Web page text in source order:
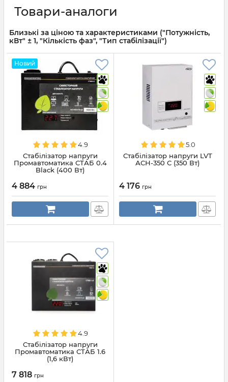
Товари-аналоги
Близькі за ціною та характеристиками ("Потужність,
кВт" ± 1, "Кількість фаз", "Тип стабілізації")
Новий
4.9
Стабілізатор напруги
Промавтоматика СТАБ 0.4
Black (400 Вт)
4 884 грн
5.0
Стабілізатор напруги LVT
АСН-350 С (350 Вт)
4 176 грн
4.9
Стабілізатор напруги
Промавтоматика СТАБ 1.6
(1,6 кВт)
7 818 грн